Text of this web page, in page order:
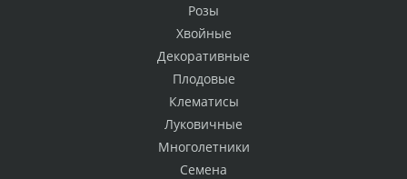
Розы
Хвойные
Декоративные
Плодовые
Клематисы
Луковичные
Многолетники
Семена